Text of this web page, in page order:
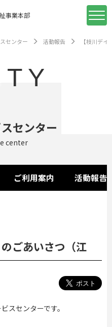
事業本部
センター 活動報告 【枝川デ
センター
center
ご利用案内 活動報告
ごあいさつ（江
スセンターです。